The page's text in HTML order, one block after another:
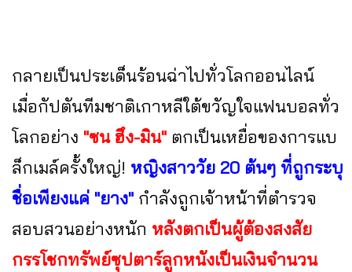
กลายเป็นประเด็นร้อนฉ่าไปทั่วโลกออนไลน์
เมื่อกัปตันทีมชาติเกาหลีใต้ขวัญใจแฟนบอลทั่ว
โลกอย่าง "ซน ฮึง-มิน" ตกเป็นเหยื่อของการแบ
ล็กเมล์ครั้งใหญ่! หญิงสาววัย 20 ต้นๆ ที่ถูกระบุ
ชื่อเพียงแค่ "ยาง" กำลังถูกเจ้าหน้าที่ตำรวจ
สอบสวนอย่างหนัก หลังตกเป็นผู้ต้องสงสัย
กรรโชกทรัพย์ซุปตาร์ลูกหนังเป็นเงินจำนวน